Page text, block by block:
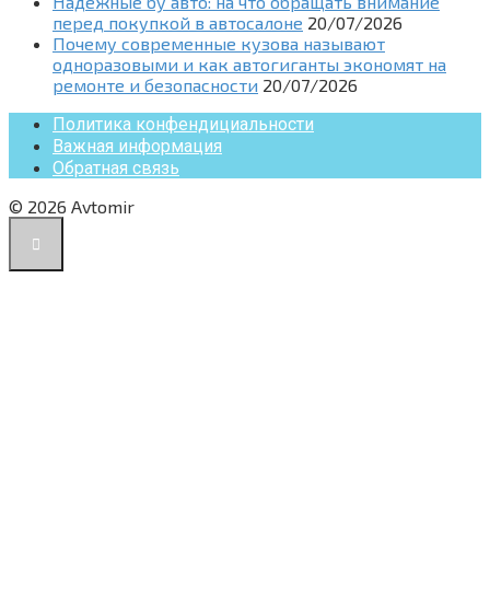
перед покупкой в автосалоне 20/07/2026
Почему современные кузова называют
одноразовыми и как автогиганты экономят на
ремонте и безопасности 20/07/2026
Политика конфендициальности
Важная информация
Обратная связь
© 2026 Avtomir